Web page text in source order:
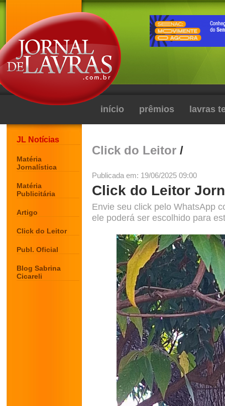
início prêmios lavras
JL Notícias
Matéria
Jornalística
Matéria
Publicitária
Artigo
Click do Leitor
Publ. Oficial
Blog Sabrina
Cicareli
Click do Leitor /
Publicada em: 19/06/2025 09:00
Click do Leitor
Envie seu click pelo WhatsApp
ele poderá ser escolhido para